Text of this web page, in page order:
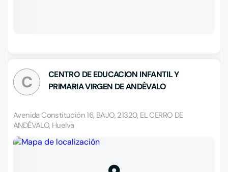
C
CENTRO DE EDUCACION INFANTIL Y
PRIMARIA VIRGEN DE ANDÉVALO
Avenida Constitución 16, BAJO, 21320, EL CERRO DE
ANDÉVALO, Huelva